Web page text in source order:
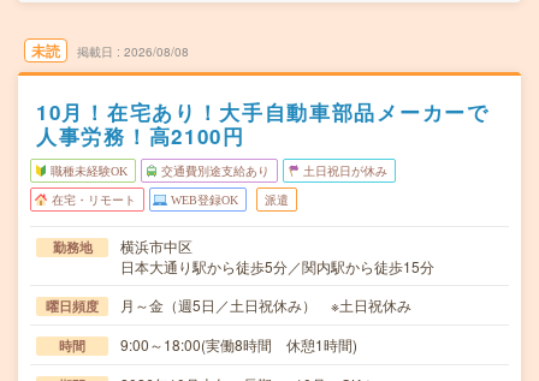
未読 掲載日 2026/08/08
10月！在宅あり！大手自動車部品メーカーで
人事労務！高2100円
職種未経験OK 交通費別途支給あり 土日祝日が休み
在宅・リモート WEB登録OK 派遣
勤務地
横浜市中区
日本大通り駅から徒歩5分／関内駅から徒歩15分
曜日頻度 月～金（週5日／土日祝休み） ※土日祝休み
時間 9:00～18:00(実働8時間 休憩1時間)